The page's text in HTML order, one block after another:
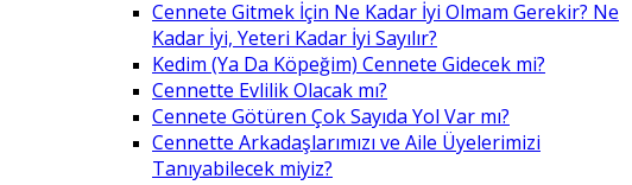
Cennete Gitmek İçin Ne Kadar İyi Olmam Gerekir? Ne
Kadar İyi, Yeteri Kadar İyi Sayılır?
Kedim (Ya Da Köpeğim) Cennete Gidecek mi?
Cennette Evlilik Olacak mı?
Cennete Götüren Çok Sayıda Yol Var mı?
Cennette Arkadaşlarımızı ve Aile Üyelerimizi
Tanıyabilecek miyiz?